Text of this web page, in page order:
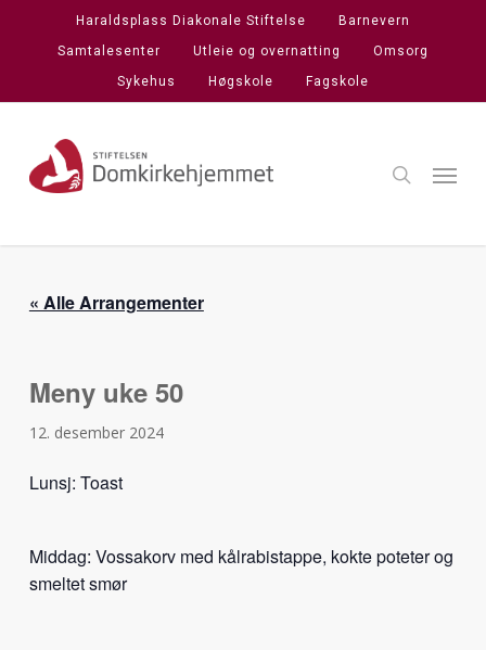
content
Haraldsplass Diakonale Stiftelse
Barnevern
Samtalesenter
Utleie og overnatting
Omsorg
Sykehus
Høgskole Fagskole
Menu
« Alle Arrangementer
Meny uke 50
12. desember 2024
Lunsj: Toast
Middag: Vossakorv med kålrabistappe, kokte poteter og
smeltet smør